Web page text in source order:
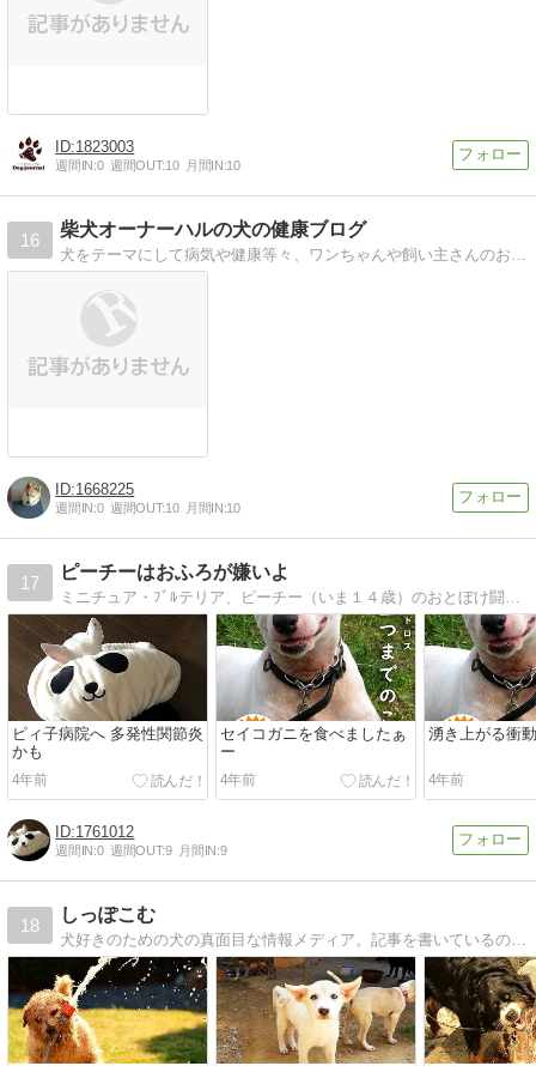
1823003
週間IN:0 週間OUT:10 月間IN:10
16
柴犬オーナーハルの犬の健康ブログ
犬をテーマにして病気や健康等々、ワンちゃんや飼い主さんのお役に立てる様な情報をお届けしていきたいと思います。時々、柴犬（愛犬）も登場。
1668225
週間IN:0 週間OUT:10 月間IN:10
17
ピーチーはおふろが嫌いよ
ミニチュア・ﾌﾞﾙテリア、ピーチー（いま１４歳）のおとぼけ闘病日記。突然、てんかん持ちになっちゃった。ウニが大好物、太い枝も好き。でも……、おふろだけは……
ピィ子病院へ 多発性関節炎
かも
4年前
セイコガニを食べましたぁ
ー
4年前
湧き上がる衝
4年前
1761012
週間IN:0 週間OUT:9 月間IN:9
18
しっぽこむ
犬好きのための犬の真面目な情報メディア。記事を書いているのはシニアのチワワと暮らしている人間の看護師です。医療従事者目線で、犬の病気も人の病気と比較しながらマニアックに解説しています。